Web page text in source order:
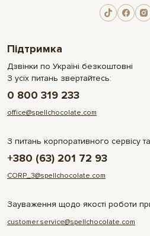
Підтримка
Дзвінки по Україні безкоштовні
З усіх питань звертайтесь:
0 800 319 233
office@spellchocolate.com
З питань корпоративного сервісу
+380 (63) 201 72 93
CORP_3@spellchocolate.com
Зауваження щодо якості роботи
customer.service@spellchocolate.com